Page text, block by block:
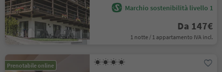
Marchio sostenibilità livello 1
Da 147€
1 notte / 1 appartamento IVA incl.
Prenotabile online